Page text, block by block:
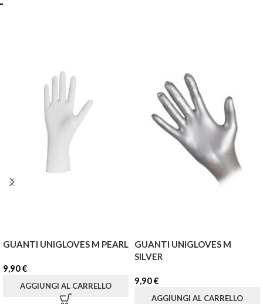
GUANTI UNIGLOVES M PEARL
9,90€
AGGIUNGI AL CARRELLO
GUANTI UNIGLOVES M
SILVER
9,90€
AGGIUNGI AL CARRELLO